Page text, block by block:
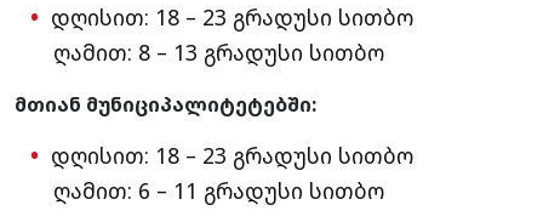
დღისით: 18 – 23 გრადუსი სითბო
ღამით: 8 – 13 გრადუსი სითბო
მთიან მუნიციპალიტეტებში:
დღისით: 18 – 23 გრადუსი სითბო
ღამით: 6 – 11 გრადუსი სითბო